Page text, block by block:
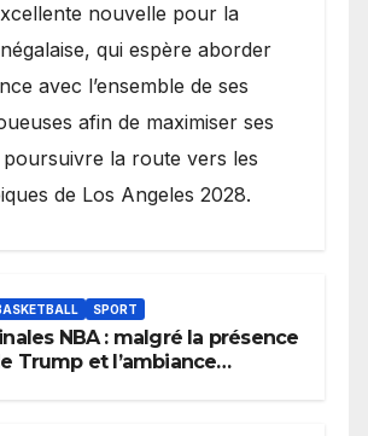
nouvelle pour la
qui espère aborder
avec l’ensemble de ses
afin de maximiser ses
la route vers les
de Los Angeles 2028.
SPORT
NBA : malgré la présence
Trump et l’ambiance